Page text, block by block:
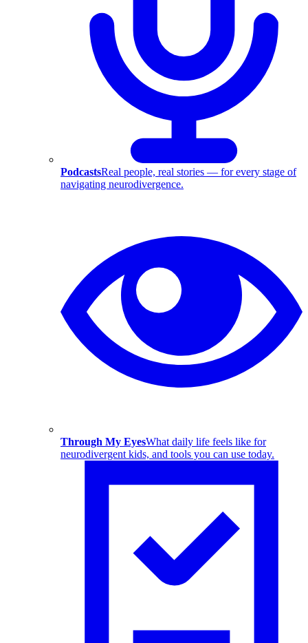
PodcastsReal people, real stories — for every stage of
navigating neurodivergence.
Through My EyesWhat daily life feels like for
neurodivergent kids, and tools you can use today.